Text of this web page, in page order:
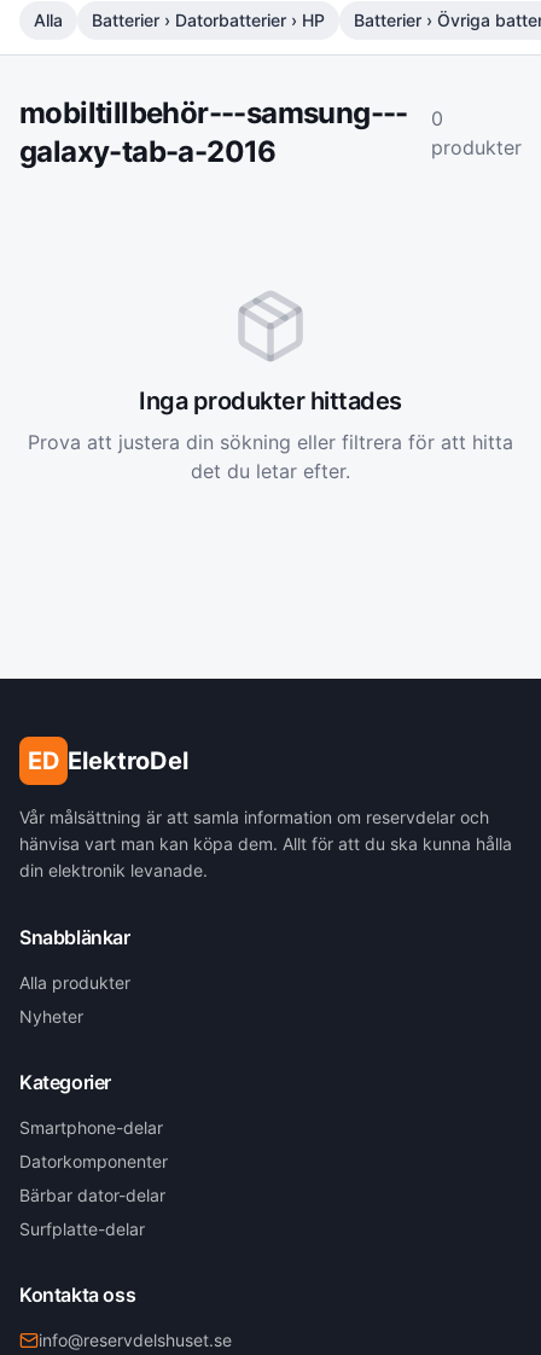
Alla Batterier › Datorbatterier › HP Batterier › Övriga
mobiltillbehör---samsung---
galaxy-tab-a-2016
0
produkter
Inga produkter hittades
Prova att justera din sökning eller filtrera för att hitta
det du letar efter.
ED ElektroDel
Vår målsättning är att samla information om reservdelar och
hänvisa vart man kan köpa dem. Allt för att du ska kunna hålla
din elektronik levanade.
Snabblänkar
Alla produkter
Nyheter
Kategorier
Smartphone-delar
Datorkomponenter
Bärbar dator-delar
Surfplatte-delar
Kontakta oss
info@reservdelshuset.se